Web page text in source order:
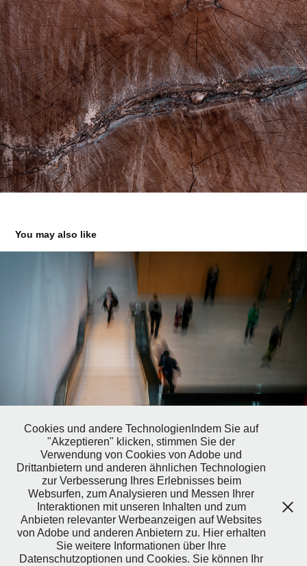
You may also like
Magic of a Museum
2022
Cookies und andere TechnologienIndem Sie auf
"Akzeptieren" klicken, stimmen Sie der
Verwendung von Cookies von Adobe und
Drittanbietern und anderen ähnlichen Technologien
zur Verbesserung Ihres Erlebnisses beim
Websurfen, zum Analysieren und Messen Ihrer
Interaktionen mit unseren Inhalten und zum
Anbieten relevanter Werbeanzeigen auf Websites
von Adobe und anderen Anbietern zu. Hier erhalten
Sie weitere Informationen über Ihre
Datenschutzoptionen und Cookies. Sie können Ihr